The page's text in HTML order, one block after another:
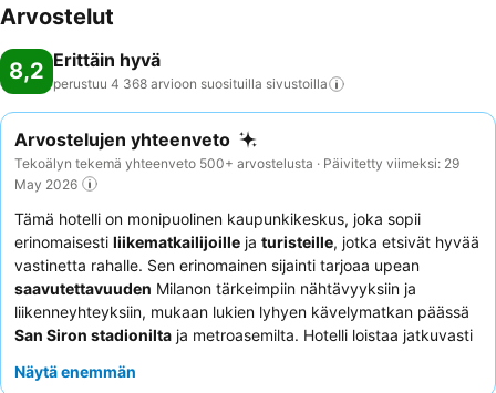
Arvostelut
8,2 Erittäin hyvä
perustuu 4 368 arvioon suosituilla sivustoilla
Arvostelujen yhteenveto
Tekoälyn tekemä yhteenveto 500+ arvostelusta · Päivitetty viimeksi: 29
May 2026
Tämä hotelli on monipuolinen kaupunkikeskus, joka sopii
erinomaisesti liikematkailijoille ja turisteille, jotka etsivät hyvää
vastinetta rahalle. Sen erinomainen sijainti tarjoaa upean
saavutettavuuden Milanon tärkeimpiin nähtävyyksiin ja
liikenneyhteyksiin, mukaan lukien lyhyen kävelymatkan päässä
San Siron stadionilta ja metroasemilta. Hotelli loistaa jatkuvasti
tuoreita hedelmiä ja gluteenittomia vaihtoehtoja. Asiakkaat
Näytä enemmän